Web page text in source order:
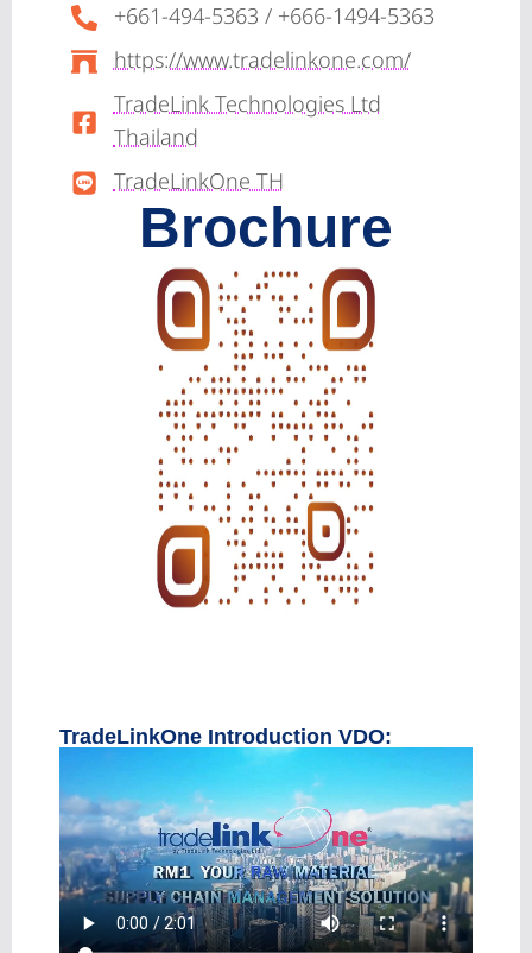
+661-494-5363 / +666-1494-5363
https://www.tradelinkone.com/
TradeLink Technologies Ltd
Thailand
TradeLinkOne TH
Brochure
TradeLinkOne Introduction VDO: